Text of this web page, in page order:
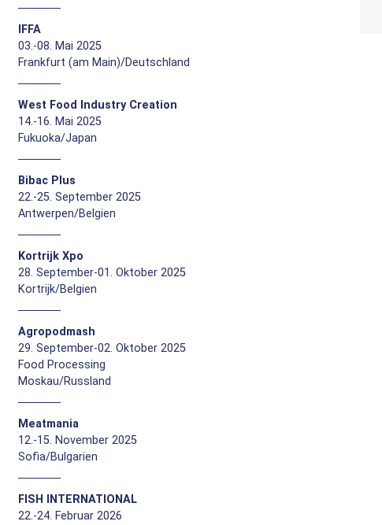
IFFA
03.-08. Mai 2025
Frankfurt (am Main)/Deutschland
West Food Industry Creation
14.-16. Mai 2025
Fukuoka/Japan
Bibac Plus
22.-25. September 2025
Antwerpen/Belgien
Kortrijk Xpo
28. September-01. Oktober 2025
Kortrijk/Belgien
Agropodmash
29. September-02. Oktober 2025
Food Processing
Moskau/Russland
Meatmania
12.-15. November 2025
Sofia/Bulgarien
FISH INTERNATIONAL
22.-24. Februar 2026